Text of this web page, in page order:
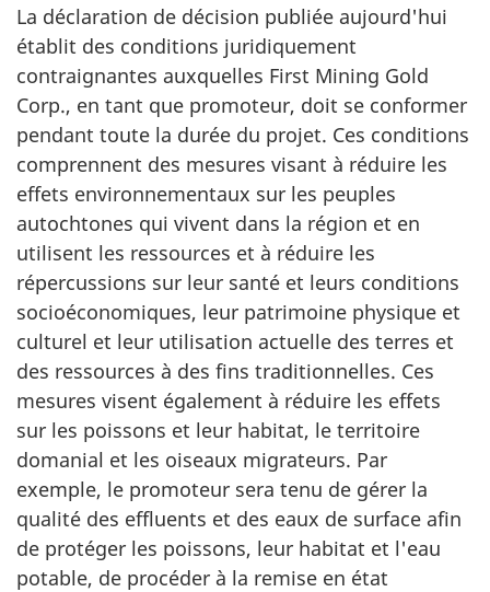
La déclaration de décision publiée aujourd'hui
établit des conditions juridiquement
contraignantes auxquelles First Mining Gold
Corp., en tant que promoteur, doit se conformer
pendant toute la durée du projet. Ces conditions
comprennent des mesures visant à réduire les
effets environnementaux sur les peuples
autochtones qui vivent dans la région et en
utilisent les ressources et à réduire les
répercussions sur leur santé et leurs conditions
socioéconomiques, leur patrimoine physique et
culturel et leur utilisation actuelle des terres et
des ressources à des fins traditionnelles. Ces
mesures visent également à réduire les effets
sur les poissons et leur habitat, le territoire
domanial et les oiseaux migrateurs. Par
exemple, le promoteur sera tenu de gérer la
qualité des effluents et des eaux de surface afin
de protéger les poissons, leur habitat et l'eau
potable, de procéder à la remise en état